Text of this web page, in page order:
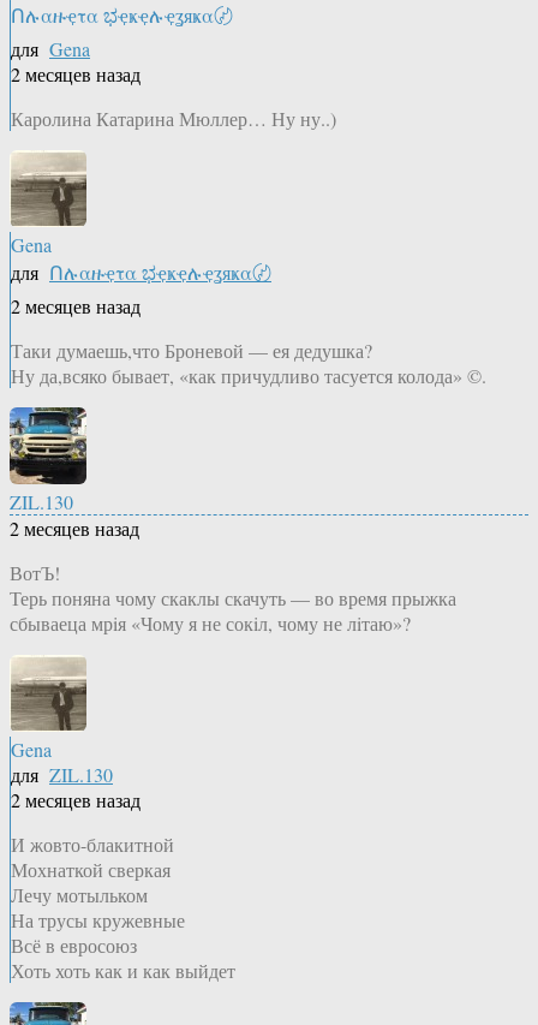
Ոሉαዙҿτα ಭҿҝҿሉҿʓяҝα〄
для Gena
2 месяцев назад
Каролина Катарина Мюллер… Ну ну..)
Gena
для Ոሉαዙҿτα ಭҿҝҿሉҿʓяҝα〄
2 месяцев назад
Таки думаешь,что Броневой — ея дедушка?
Ну да,всяко бывает, «как причудливо тасуется колода» ©.
ZIL.130
2 месяцев назад
ВотЪ!
Терь поняна чому скаклы скачуть — во время прыжка
сбываеца мрiя «Чому я не сокiл, чому не лiтаю»?
Gena
для ZIL.130
2 месяцев назад
И жовто-блакитной
Мохнаткой сверкая
Лечу мотыльком
На трусы кружевные
Всё в евросоюз
Хоть хоть как и как выйдет